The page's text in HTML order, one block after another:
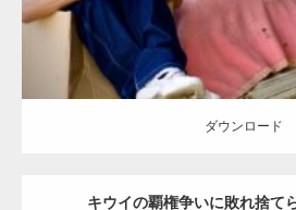
ダウンロード
キウイの覇権争いに敗れ捨て